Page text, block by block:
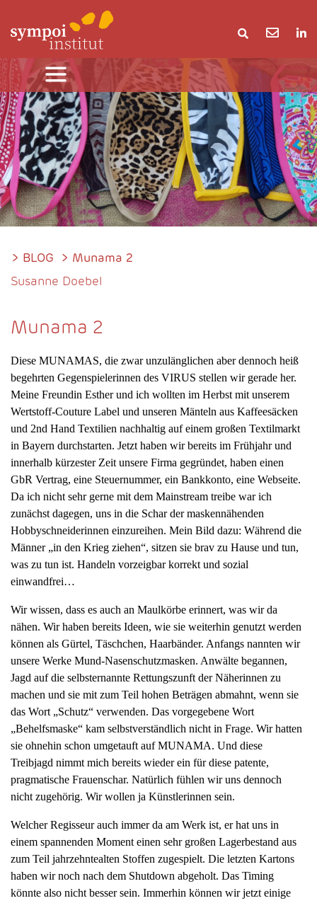
> BLOG
> Munama 2
Susanne Doebel
Munama 2
Diese MUNAMAS, die zwar unzulänglichen aber dennoch heiß
begehrten Gegenspielerinnen des VIRUS stellen wir gerade her.
Meine Freundin Esther und ich wollten im Herbst mit unserem
Wertstoff-Couture Label und unseren Mänteln aus Kaffeesäcken
und 2nd Hand Textilien nachhaltig auf einem großen Textilmarkt
in Bayern durchstarten. Jetzt haben wir bereits im Frühjahr und
innerhalb kürzester Zeit unsere Firma gegründet, haben einen
GbR Vertrag, eine Steuernummer, ein Bankkonto, eine Webseite.
Da ich nicht sehr gerne mit dem Mainstream treibe war ich
zunächst dagegen, uns in die Schar der maskennähenden
Hobbyschneiderinnen einzureihen. Mein Bild dazu: Während die
Männer „in den Krieg ziehen“, sitzen sie brav zu Hause und tun,
was zu tun ist. Handeln vorzeigbar korrekt und sozial
einwandfrei…
Wir wissen, dass es auch an Maulkörbe erinnert, was wir da
nähen. Wir haben bereits Ideen, wie sie weiterhin genutzt werden
können als Gürtel, Täschchen, Haarbänder. Anfangs nannten wir
unsere Werke Mund-Nasenschutzmasken. Anwälte begannen,
Jagd auf die selbsternannte Rettungszunft der Näherinnen zu
machen und sie mit zum Teil hohen Beträgen abmahnt, wenn sie
das Wort „Schutz“ verwenden. Das vorgegebene Wort
„Behelfsmaske“ kam selbstverständlich nicht in Frage. Wir hatten
sie ohnehin schon umgetauft auf MUNAMA. Und diese
Treibjagd nimmt mich bereits wieder ein für diese patente,
pragmatische Frauenschar. Natürlich fühlen wir uns dennoch
nicht zugehörig. Wir wollen ja Künstlerinnen sein.
Welcher Regisseur auch immer da am Werk ist, er hat uns in
einem spannenden Moment einen sehr großen Lagerbestand aus
zum Teil jahrzehntealten Stoffen zugespielt. Die letzten Kartons
haben wir noch nach dem Shutdown abgeholt. Das Timing
könnte also nicht besser sein. Immerhin können wir jetzt einige